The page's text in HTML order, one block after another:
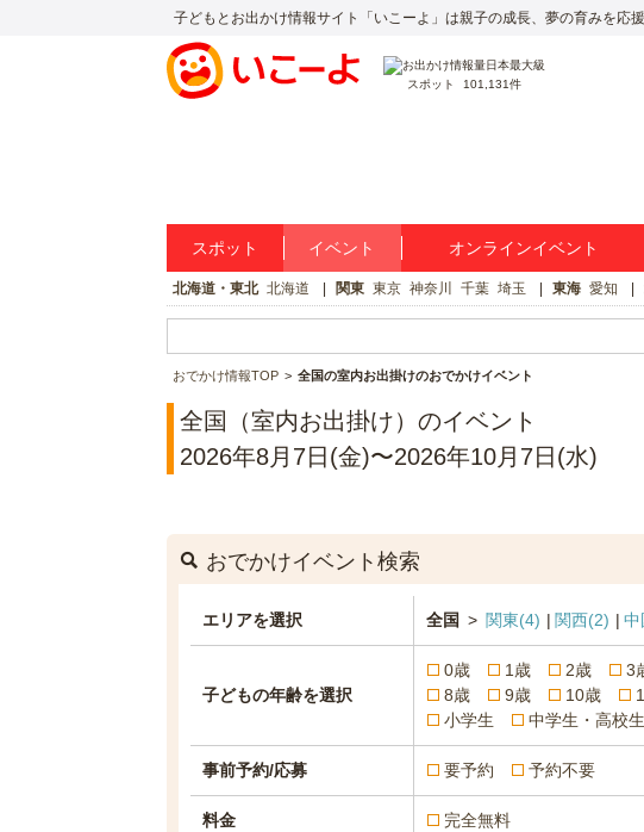
子どもとお出かけ情報サイト「いこーよ」は親子の成長、夢の育みを応援
スポット 101,131件
スポット イベント オンラインイベント
北海道・東北 北海道 関東 東京 神奈川 千葉 埼玉 東海 愛知
おでかけ情報TOP 全国の室内お出掛けのおでかけイベント
全国（室内お出掛け）のイベント
2026年8月7日(金)〜2026年10月7日(水)
おでかけイベント検索
エリアを選択 全国 > 関東(4) 関西(2) 中
子どもの年齢を選択
0歳 1歳 2歳 3
8歳
9歳 10歳
小学生
中学生・高校生
事前予約/応募 要予約 予約不要
料金 完全無料